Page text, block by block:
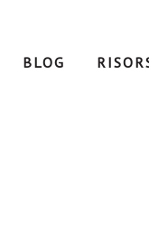
BLOG